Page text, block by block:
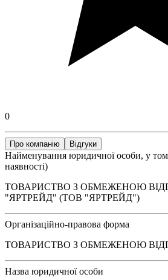
0
Про компанію Відгуки
Найменування юридичної особи, у
наявності)
ТОВАРИСТВО З ОБМЕЖЕНОЮ
"ЯРТРЕЙД" (ТОВ "ЯРТРЕЙД")
Організаційно-правова форма
ТОВАРИСТВО З ОБМЕЖЕНОЮ
Назва юридичної особи